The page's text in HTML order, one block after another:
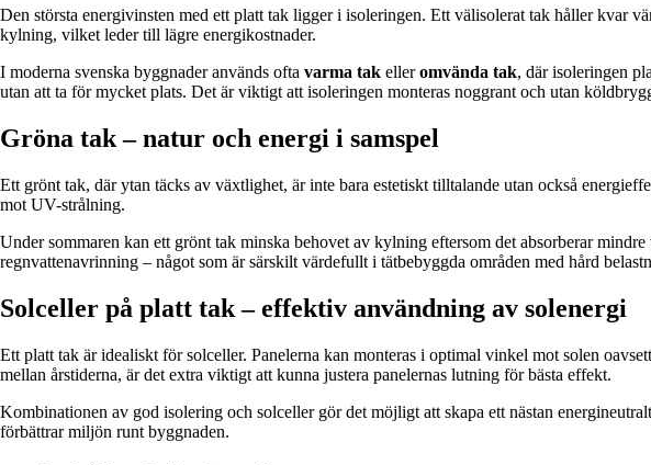
Den största energivinsten med ett platt tak ligger i isoleringen. Ett välisolerat tak håller kvar
kylning, vilket leder till lägre energikostnader.
I moderna svenska byggnader används ofta varma tak elleromvända tak, där isoleringen
utan att ta för mycket plats. Det är viktigt att isoleringen monteras noggrant och utan
Gröna tak – natur och energi i samspel
Ett grönt tak, där ytan täcks av växtlighet, är inte bara estetiskt tilltalande utan också
mot UV-strålning.
Under sommaren kan ett grönt tak minska behovet av kylning eftersom det absorberar
regnvattenavrinning – något som är särskilt värdefullt i tätbebyggda områden med hård
Solceller på platt tak – effektiv användning av solenergi
Ett platt tak är idealiskt för solceller. Panelerna kan monteras i optimal vinkel mot solen
mellan årstiderna, är det extra viktigt att kunna justera panelernas lutning för bästa effekt.
Kombinationen av god isolering och solceller gör det möjligt att skapa ett nästan
förbättrar miljön runt byggnaden.